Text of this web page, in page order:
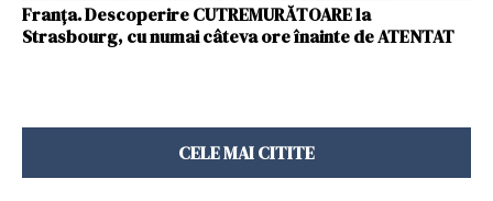
Franța. Descoperire CUTREMURĂTOARE la
Strasbourg, cu numai câteva ore înainte de ATENTAT
CELE MAI CITITE